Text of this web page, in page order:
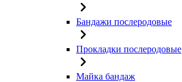
Бандажи послеродовые
Прокладки послеродовые
Майка бандаж